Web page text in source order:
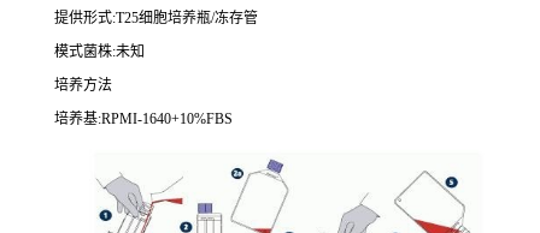
提供形式:T25细胞培养瓶/冻存管
模式菌株:未知
培养方法
培养基:RPMI-1640+10%FBS